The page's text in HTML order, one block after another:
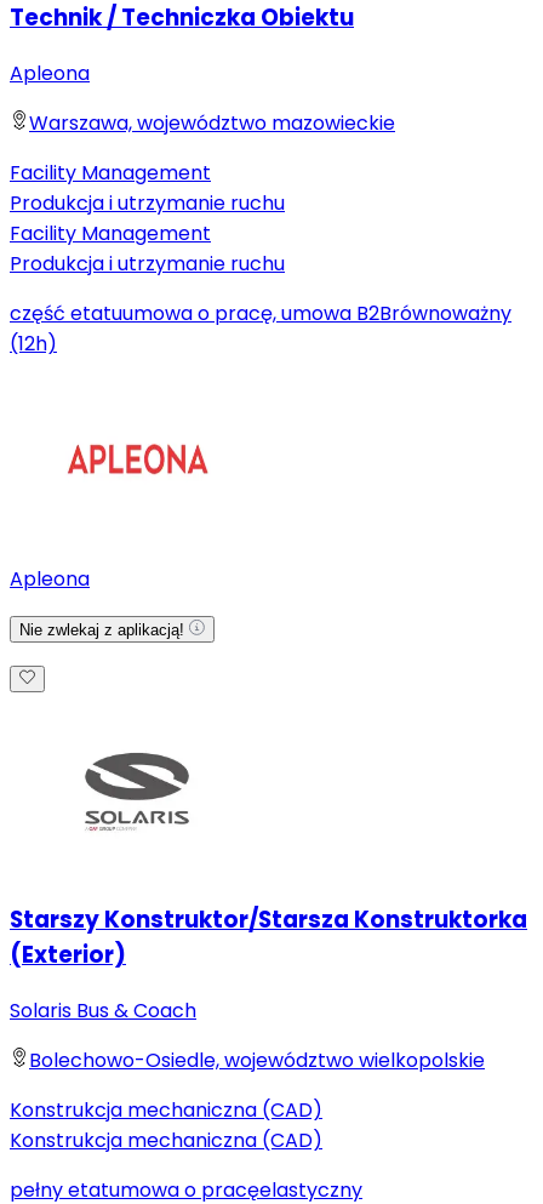
Technik / Techniczka Obiektu
Apleona
Warszawa, województwo mazowieckie
Facility Management
Produkcja i utrzymanie ruchu
Facility Management
Produkcja i utrzymanie ruchu
część etatuumowa o pracę, umowa B2Brównoważny
(12h)
Apleona
Nie zwlekaj z aplikacją!
Starszy Konstruktor/Starsza Konstruktorka
(Exterior)
Solaris Bus & Coach
Bolechowo-Osiedle, województwo wielkopolskie
Konstrukcja mechaniczna (CAD)
Konstrukcja mechaniczna (CAD)
pełny etatumowa o pracęelastyczny